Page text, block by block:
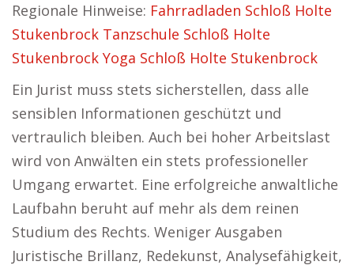
Regionale Hinweise: Fahrradladen Schloß Holte
Stukenbrock Tanzschule Schloß Holte
Stukenbrock Yoga Schloß Holte Stukenbrock
Ein Jurist muss stets sicherstellen, dass alle
sensiblen Informationen geschützt und
vertraulich bleiben. Auch bei hoher Arbeitslast
wird von Anwälten ein stets professioneller
Umgang erwartet. Eine erfolgreiche anwaltliche
Laufbahn beruht auf mehr als dem reinen
Studium des Rechts. Weniger Ausgaben
Juristische Brillanz, Redekunst, Analysefähigkeit,